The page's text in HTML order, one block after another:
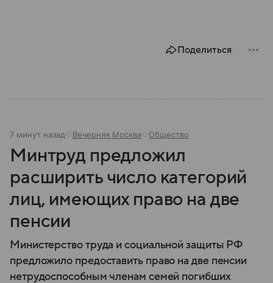
Поделиться
7 минут назад Вечерняя Москва Общество
Минтруд предложил
расширить число категорий
лиц, имеющих право на две
пенсии
Министерство труда и социальной защиты РФ
предложило предоставить право на две пенсии
нетрудоспособным членам семей погибших